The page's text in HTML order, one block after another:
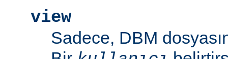
view
Sadece, DBM